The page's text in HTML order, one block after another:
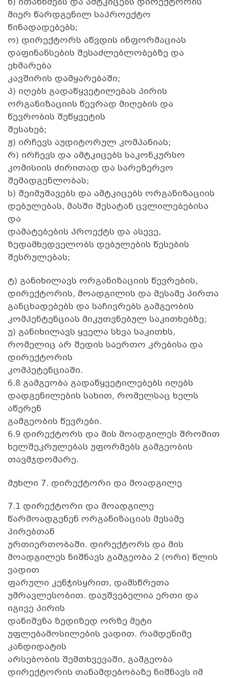
მიერ წარდგენილ საპროექტო
წინადადებებს;
ო) დირექტორს აწვდის ინფორმაციას
დაფინანსების შესაძლებლობებზე და
ეხმარება
კავშირის დამყარებაში;
პ) იღებს გადაწყვეტილებას პირის
ორგანიზაციის წევრად მიღების და
წევრობის შეწყვეტის
შესახებ;
ჟ) ირჩევს აუდიტორულ კომპანიას;
რ) ირჩევს და ამტკიცებს საკონკურსო
კომისიის ძირითად და სარეზერვო
შემადგენლობას;
ს) შეიმუშავებს და ამტკიცებს ორგანიზაციის
დებულებას, მასში შესატან ცვლილებებისა
და
დამატებების პროექტს და ასევე,
ზედამხედველობს დებულების წესების
შესრულებას;
ტ) განიხილავს ორგანიზაციის წევრების,
დირექტორის, მოადგილის და მესამე პირთა
განცხადებებს და საჩივრებს გამგეობის
კომპენტენციას მიკუთვნებულ საკითხებზე;
უ) განიხილავს ყველა სხვა საკითხს,
რომელიც არ შედის საერთო კრებისა და
დირექტორის
კომპეტენციაში.
6.8 გამგეობა გადაწყვეტილებებს იღებს
დადგენილების სახით, რომელსაც ხელს
აწერენ
გამგეობის წევრები.
6.9 დირექტორს და მის მოადგილეს შრომით
ხელშეკრულებას უფორმებს გამგეობის
თავმჯდომარე.
მუხლი 7. დირექტორი და მოადგილე
7.1 დირექტორი და მოადგილე
წარმოადგენენ ორგანიზაციას მესამე
პირებთან
ურთიერთობაში. დირექტორს და მის
მოადგილეს ნიშნავს გამგეობა 2 (ორი) წლის
ვადით
ფარული კენჭისყრით, დამსწრეთა
უმრავლესობით. დაუშვებელია ერთი და
იგივე პირის
დანიშვნა ზედიზედ ორზე მეტი
უფლებამოსილების ვადით. რამდენიმე
კანდიდატის
არსებობის შემთხვევაში, გამგეობა
დირექტორის თანამდებობაზე ნიშნავს იმ